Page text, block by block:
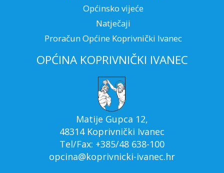
Općinsko vijeće
Natječaji
Proračun Općine Koprivnički Ivanec
OPĆINA KOPRIVNIČKI IVANEC
Matije Gupca 12,
48314 Koprivnički Ivanec
Tel/Fax: +385/48 638-100
opcina@koprivnicki-ivanec.hr